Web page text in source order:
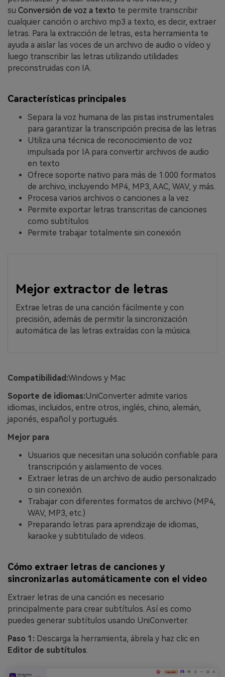
su Conversión de voz a texto te permite transcribir
cualquier canción o archivo mp3 a texto, es decir, extraer
letras. Para la extracción de letras, esta herramienta te
ayuda a aislar las voces de un archivo de audio o vídeo y
luego transcribir las letras utilizando utilidades
preconstruidas con IA.
Características principales
Separa la voz humana de las pistas instrumentales
para garantizar la transcripción precisa de las letras
Utiliza una técnica de reconocimiento de voz
impulsada por IA para convertir archivos de audio
en texto
Ofrece soporte nativo para más de 1.000 formatos
de archivo, incluyendo MP4, MP3, AAC, WAV, y más.
Procesa varios archivos o canciones a la vez
Permite exportar letras transcritas de canciones
como subtítulos
Permite trabajar totalmente sin conexión
Mejor extractor de letras
Extrae letras de una canción fácilmente y con
precisión, además de permitir la sincronización
automática de las letras extraídas con la música.
Compatibilidad:Windows y Mac
Soporte de idiomas:UniConverter admite varios
idiomas, incluidos, entre otros, inglés, chino, alemán,
japonés, español y portugués.
Mejor para
Usuarios que necesitan una solución confiable para
transcripción y aislamiento de voces.
Extraer letras de un archivo de audio personalizado
o sin conexión.
Trabajar con diferentes formatos de archivo (MP4,
WAV, MP3, etc.)
Preparando letras para aprendizaje de idiomas,
karaoke y subtitulado de videos.
Cómo extraer letras de canciones y
sincronizarlas automáticamente con el video
Extraer letras de una canción es necesario
principalmente para crear subtítulos. Así es como
puedes generar subtítulos usando UniConverter.
Paso 1: Descarga la herramienta, ábrela y haz clic en
Editor de subtítulos